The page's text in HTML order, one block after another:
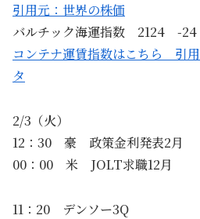
引用元：世界の株価
バルチック海運指数 2124 -
コンテナ運賃指数はこちら 引
タ
2/3（火）
12：30 豪 政策金利発表2月
00：00 米 JOLT求職12月
11：20 デンソー3Q